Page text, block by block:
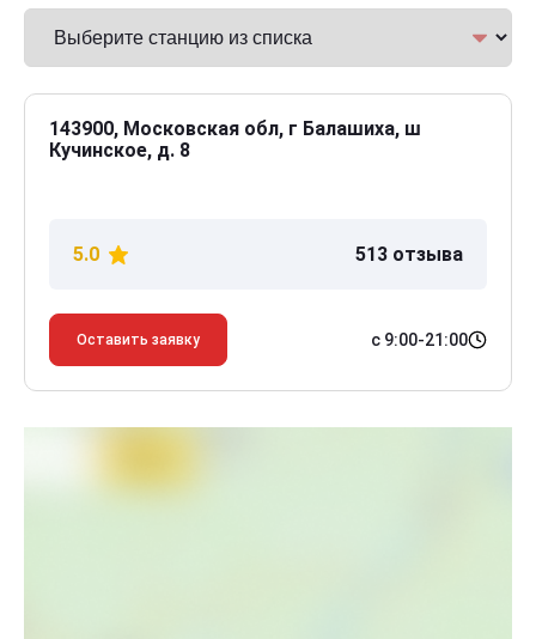
143900, Московская обл, г Балашиха, ш
Кучинское, д. 8
5.0 513 отзыва
Оставить заявку с 9:00-21:00